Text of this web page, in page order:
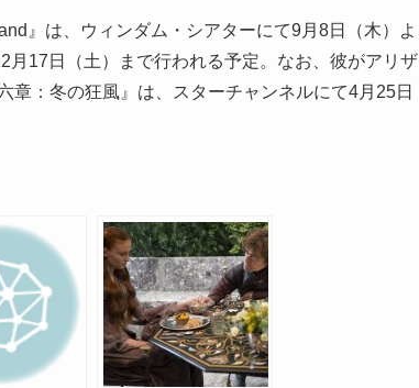
』は、ウィンダム・シアターにて9月8日（木）よ
17日（土）まで行われる予定。なお、彼がアリザ
：冬の狂風』は、スターチャンネルにて4月25日